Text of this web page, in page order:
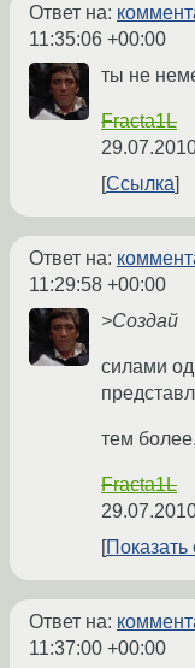
Ответ на:
11:35:06 +00:00
ты не
Fracta1L
Ссылка
Ответ на:
11:29:58 +00:00
>Создай
силами
тем
Fracta1L
Показать
Ответ на:
11:37:00 +00:00